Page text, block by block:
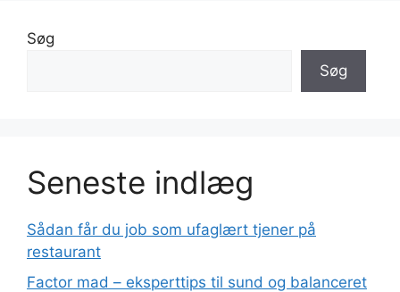
Søg
Søg
Seneste indlæg
Sådan får du job som ufaglært tjener på
restaurant
Factor mad – eksperttips til sund og balanceret